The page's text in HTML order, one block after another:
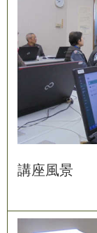
講座風景